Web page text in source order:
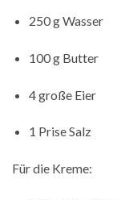
250 g Wasser
100 g Butter
4 große Eier
1 Prise Salz
Für die Kreme: